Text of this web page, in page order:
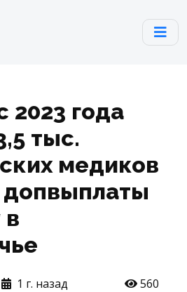
2023 года
тыс.
медиков
допвыплаты
в
1 г. назад 560